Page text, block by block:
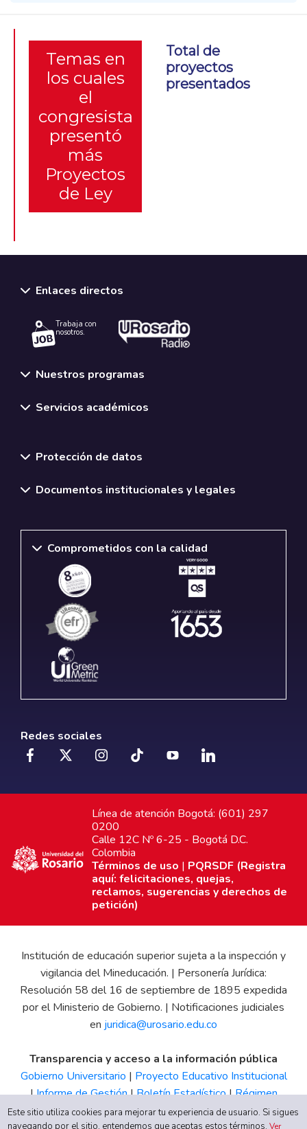
Temas en
los cuales
el
congresista
presentó
más
Proyectos
de Ley
Total de
proyectos
presentados
Enlaces directos
Trabaja con
nosotros.
Nuestros programas
Servicios académicos
Protección de datos
Documentos institucionales y legales
Comprometidos con la calidad
Redes sociales
Línea de atención Bogotá: (601) 297
0200
Calle 12C Nº 6-25 - Bogotá D.C.
Colombia
Términos de uso | PQRSDF (Registra
aquí: felicitaciones, quejas,
reclamos, sugerencias y derechos de
petición)
Institución de educación superior sujeta a la inspección y
vigilancia del Mineducación. | Personería Jurídica:
Resolución 58 del 16 de septiembre de 1895 expedida
por el Ministerio de Gobierno. | Notificaciones judiciales
en juridica@urosario.edu.co
Transparencia y acceso a la información pública
Gobierno Universitario | Proyecto Educativo Institucional
|Informe de Gestión|Boletín Estadístico|Régimen
Tributario|Estados Financieros |Código de Ética| Canal
Este sitio utiliza cookies para mejorar tu experiencia de usuario. Si sigues
navegando por el sitio, entendemos que aceptas estos términos.Ver